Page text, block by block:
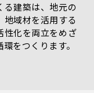
る建築は、地元の
地域材を活用する
性化を両立をめざ
をつくります。